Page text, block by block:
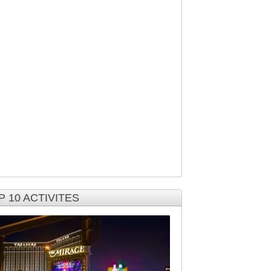
10 ACTIVITES